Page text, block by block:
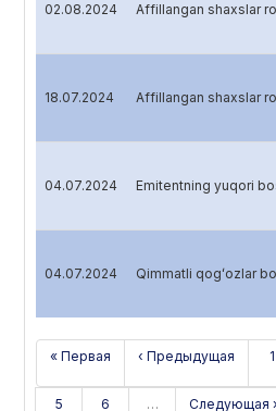
02.08.2024 Affillangan shaxslar
18.07.2024 Affillangan shaxslar
04.07.2024 Emitentning yuqori
04.07.2024 Qimmatli qogʻozlar
« Первая ‹ Предыдущая 1
5 6 … Следующая ›